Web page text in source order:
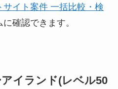
サイト案件 一括比較・検
確認できます。
アイランド(レベル50